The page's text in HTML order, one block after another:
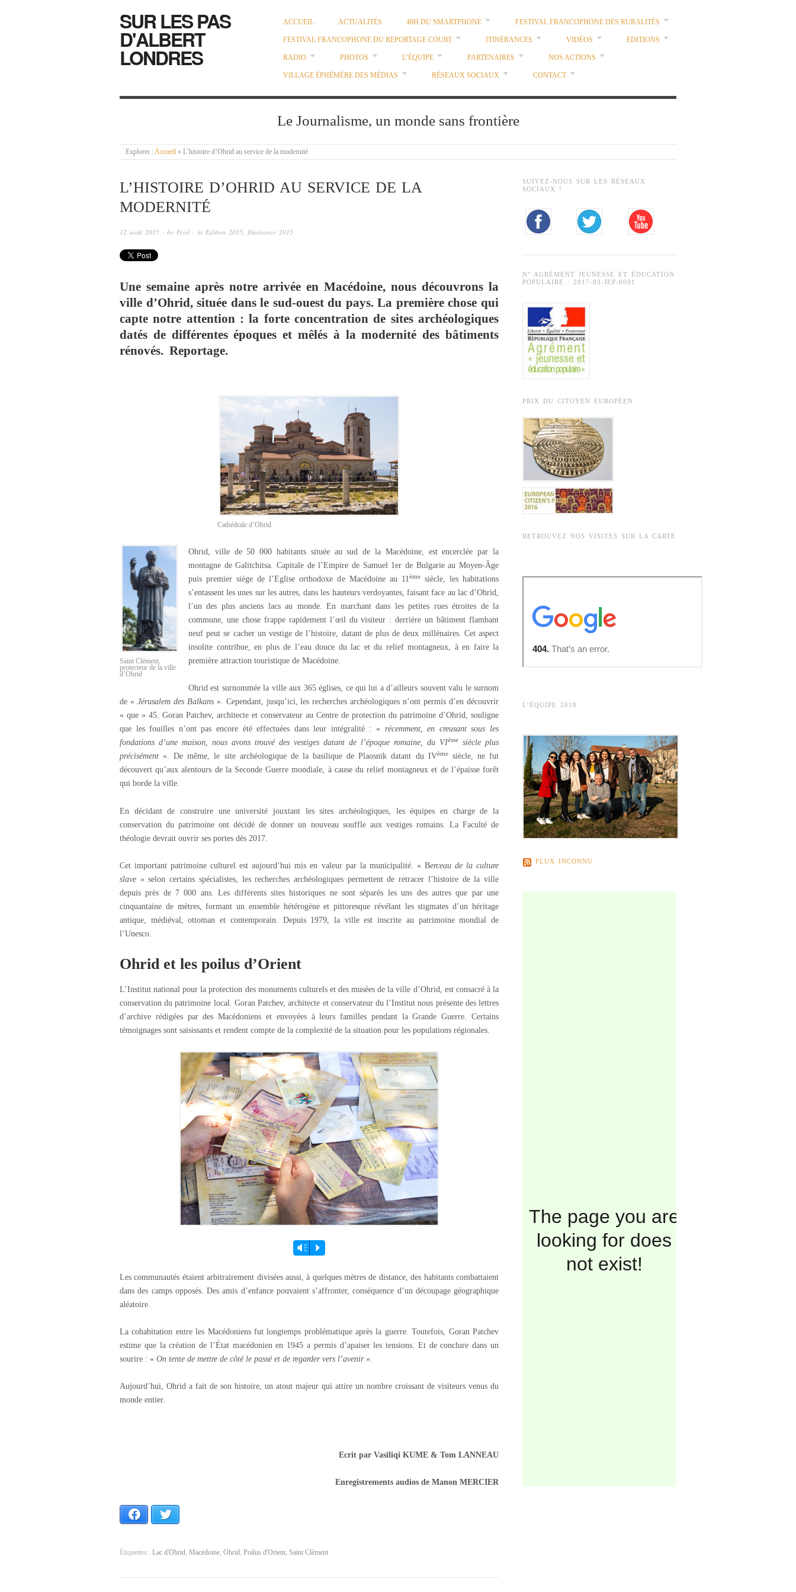
SUR LES PAS
D'ALBERT
LONDRES
ACCUEIL ACTUALITÉS 48H DU SMARTPHONE FESTIVAL FRANCOPHONE DES RURALITÉS
FESTIVAL FRANCOPHONE DU REPORTAGE COURT ITINÉRANCES VIDÉOS EDITIONS
RADIO PHOTOS L’ÉQUIPE PARTENAIRES NOS ACTIONS
VILLAGE ÉPHÉMÈRE DES MÉDIAS RÉSEAUX SOCIAUX CONTACT
Le Journalisme, un monde sans frontière
Explorer : Accueil » L’histoire d’Ohrid au service de la modernité
L’HISTOIRE D’OHRID AU SERVICE DE LA
MODERNITÉ
12 août 2015 · by Fred · in Edition 2015 Itinérance 2015
Une semaine après notre arrivée en Macédoine, nous découvrons la
ville d’Ohrid, située dans le sud-ouest du pays. La première chose qui
capte notre attention : la forte concentration de sites archéologiques
datés de différentes époques et mêlés à la modernité des bâtiments
rénovés. Reportage.
Cathédrale d’Ohrid
Saint Clément,
protecteur de la ville
d’Ohrid
Ohrid, ville de 50 000 habitants située au sud de la Macédoine, est encerclée par la
montagne de Galitchitsa. Capitale de l’Empire de Samuel 1er de Bulgarie au Moyen-Âge
puis premier siège de l’Eglise orthodoxe de Macédoine au 11 èmesiècle, les habitations
s’entassent les unes sur les autres, dans les hauteurs verdoyantes, faisant face au lac d’Ohrid,
l’un des plus anciens lacs au monde. En marchant dans les petites rues étroites de la
commune, une chose frappe rapidement l’œil du visiteur : derrière un bâtiment flambant
neuf peut se cacher un vestige de l’histoire, datant de plus de deux millénaires. Cet aspect
insolite contribue, en plus de l’eau douce du lac et du relief montagneux, à en faire la
première attraction touristique de Macédoine.
Ohrid est surnommée la ville aux 365 églises, ce qui lui a d’ailleurs souvent valu le surnom
de « Jérusalem des Balkans». Cependant, jusqu’ici, les recherches archéologiques n’ont permis d’en découvrir
« que » 45. Goran Patchev, architecte et conservateur au Centre de protection du patrimoine d’Ohrid, souligne
que les fouilles n’ont pas encore été effectuées dans leur intégralité : « récemment, en creusant sous les
fondations d’une maison, nous avons trouvé des vestiges datant de l’époque romaine, du VIème
siècle plus
précisément». De même, le site archéologique de la basilique de Plaosnik datant du IVèmesiècle, ne fut
découvert qu’aux alentours de la Seconde Guerre mondiale, à cause du relief montagneux et de l’épaisse forêt
qui borde la ville.
En décidant de construire une université jouxtant les sites archéologiques, les équipes en charge de la
conservation du patrimoine ont décidé de donner un nouveau souffle aux vestiges romains. La Faculté de
théologie devrait ouvrir ses portes dès 2017.
Cet important patrimoine culturel est aujourd’hui mis en valeur par la municipalité. « Berceau de la culture
slave » selon certains spécialistes, les recherches archéologiques permettent de retracer l’histoire de la ville
depuis près de 7 000 ans. Les différents sites historiques ne sont séparés les uns des autres que par une
cinquantaine de mètres, formant un ensemble hétérogène et pittoresque révélant les stigmates d’un héritage
antique, médiéval, ottoman et contemporain. Depuis 1979, la ville est inscrite au patrimoine mondial de
l’Unesco.
Ohrid et les poilus d’Orient
L’Institut national pour la protection des monuments culturels et des musées de la ville d’Ohrid, est consacré à la
conservation du patrimoine local. Goran Patchev, architecte et conservateur du l’Institut nous présente des lettres
d’archive rédigées par des Macédoniens et envoyées à leurs familles pendant la Grande Guerre. Certains
témoignages sont saisissants et rendent compte de la complexité de la situation pour les populations régionales.
Vm P
Les communautés étaient arbitrairement divisées aussi, à quelques mètres de distance, des habitants combattaient
dans des camps opposés. Des amis d’enfance pouvaient s’affronter, conséquence d’un découpage géographique
aléatoire.
La cohabitation entre les Macédoniens fut longtemps problématique après la guerre. Toutefois, Goran Patchev
estime que la création de l’État macédonien en 1945 a permis d’apaiser les tensions. Et de conclure dans un
sourire : « On tente de mettre de côté le passé et de regarder vers l’avenir».
Aujourd’hui, Ohrid a fait de son histoire, un atout majeur qui attire un nombre croissant de visiteurs venus du
monde entier.
Ecrit par Vasiliqi KUME & Tom LANNEAU
Enregistrements audios de Manon MERCIER
Facebook
Étiquettes : Lac d'Ohrid Macédoine Ohrid Poilus d'Orient Saint Clément
SUIVEZ-NOUS SUR LES RÉSEAUX
SOCIAUX !
N° AGRÉMENT JEUNESSE ET ÉDUCATION
POPULAIRE : 2017-03-JEP-0001
PRIX DU CITOYEN EUROPÉEN
RETROUVEZ NOS VISITES SUR LA CARTE
L’ÉQUIPE 2018
FLUX INCONNU